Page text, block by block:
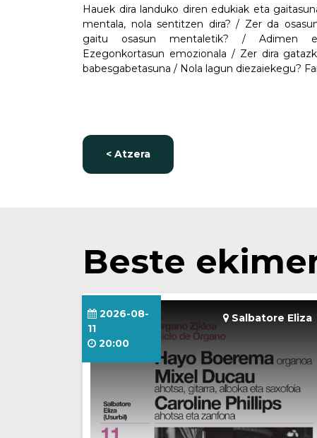
Hauek dira landuko diren edukiak eta
mentala, nola sentitzen dira? / Zer da
gaitu osasun mentaletik? / Adimen
Ezegonkortasun emozionala / Zer dira
babesgabetasuna / Nola lagun diezaiekegu?
< Atzera
Beste
Salbatore Eliza
2026-08-
11
20:00